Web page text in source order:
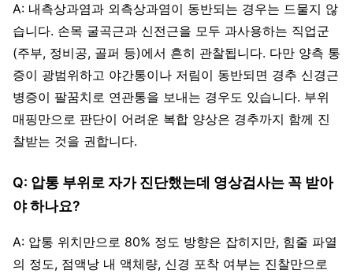
A: 내측상과염과 외측상과염이 동반되는 경우는 드물지 않
습니다. 손목 굴곡근과 신전근을 모두 과사용하는 직업군
(주부, 정비공, 골퍼 등)에서 흔히 관찰됩니다. 다만 양측 통
증이 광범위하고 야간통이나 저림이 동반되면 경추 신경근
병증이 팔꿈치로 연관통을 보내는 경우도 있습니다. 부위
매핑만으로 판단이 어려운 복합 양상은 경추까지 함께 진
찰받는 것을 권합니다.
Q: 압통 부위로 자가 진단했는데 영상검사는 꼭 받아
야 하나요?
A: 압통 위치만으로 80% 정도 방향은 잡히지만, 힘줄 파열
의 정도, 점액낭 내 액체량, 신경 포착 여부는 진찰만으로